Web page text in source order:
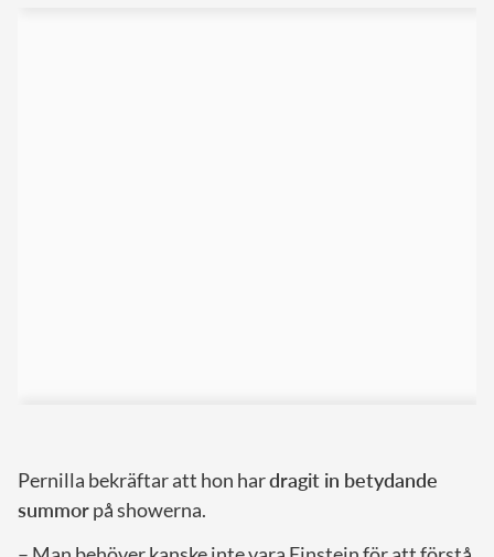
Pernilla bekräftar att hon hardragit in betydande
summorpå showerna.